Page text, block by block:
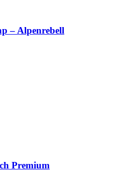
– Alpenrebell
Premium